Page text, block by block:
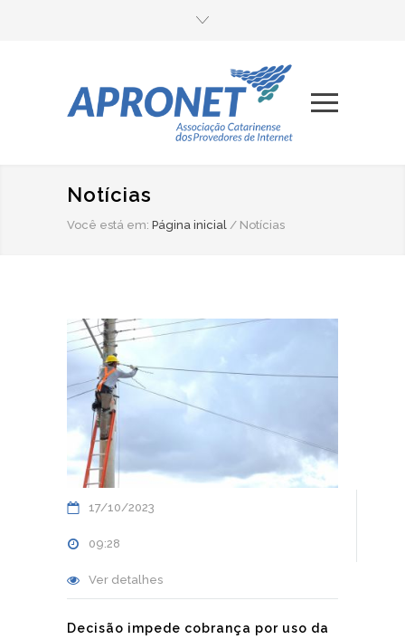
Notícias
Você está em: Página inicial / Notícias
17/10/2023
09:28
Ver detalhes
Decisão impede cobrança por uso da